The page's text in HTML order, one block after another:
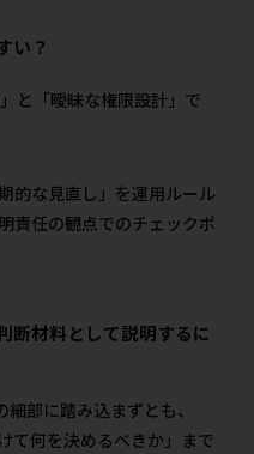
い？
と「曖昧な権限設計」で
的な見直し」を運用ルール
責任の観点でのチェックポ
断材料として説明するに
部に踏み込まずとも、
て何を決めるべきか」まで